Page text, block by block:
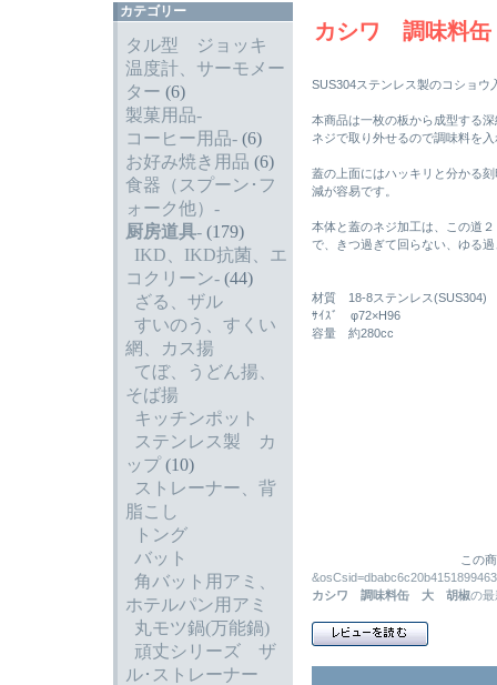
カテゴリー
タル型 ジョッキ
温度計、サーモメー
ター (6)
製菓用品-
コーヒー用品- (6)
お好み焼き用品 (6)
食器（スプーン･フ
ォーク他）-
厨房道具- (179)
IKD、IKD抗菌、エ
コクリーン- (44)
ざる、ザル
すいのう、すくい
網、カス揚
てぼ、うどん揚、
そば揚
キッチンポット
ステンレス製 カ
ップ(10)
ストレーナー、背
脂こし
トング
バット
角バット用アミ、
ホテルパン用アミ
丸モツ鍋(万能鍋)
頑丈シリーズ ザ
ル･ストレーナー
カシワ 調味料
SUS304ステンレス製のコショウ
本商品は一枚の板から成型する
ネジで取り外せるので調味料を
蓋の上面にはハッキリと分かる
減が容易です。
本体と蓋のネジ加工は、この道
で、きつ過ぎて回らない、ゆる
材質 18-8ステンレス(SUS304)
ｻｲｽﾞ φ72×H96
容量 約280cc
この
カシワ 調味料缶 大 胡椒の最